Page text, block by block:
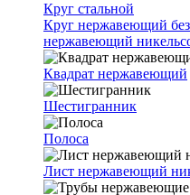
Круг стальной
Круг нержавеющий
нержавеющий
Квадрат нержавеющий
Шестигранник
Полоса
Лист нержавеющий